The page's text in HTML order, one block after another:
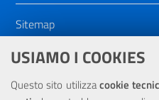
USIAMO I COOKIES
Questo sito utilizzacookie
Sitemap
Dichiarazione di accessibilità
NOTE LEGALI